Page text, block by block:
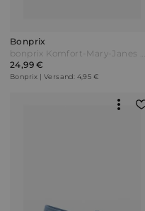
Bonprix
24,99 €
Bonprix | Versand: 4,95 €